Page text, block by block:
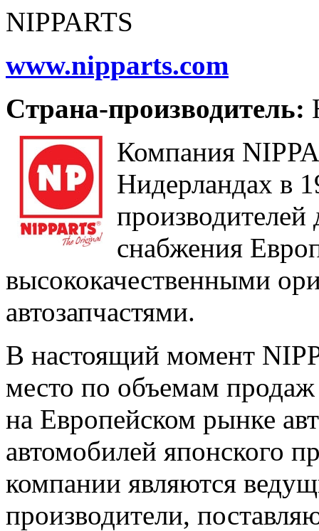
NIPPARTS
www.nipparts.com
Cтрана-производитель:
Компания
Нидерландах в
производителей
снабжения
высококачественными
автозапчастями.
В настоящий момент
место по объемам
на Европейском рынке
автомобилей японского
компании являются
производители,